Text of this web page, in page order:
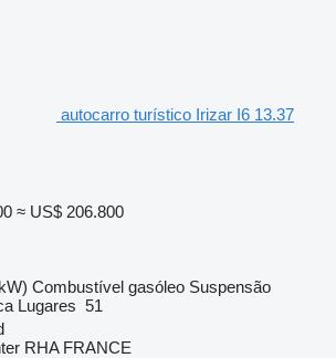
autocarro turístico Irizar I6 13.37
≈ US$ 206.800
Combustível gasóleo Suspensão
Lugares 51
RHA FRANCE